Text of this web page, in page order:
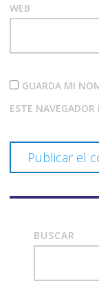
WEB
GUARDA MI
ESTE
BUSCAR